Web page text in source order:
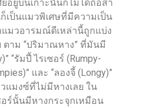
อยู่บนเกาะนั้นก็ไม่ได้ถือสา
เป็นแมวพิเศษที่มีความเป็น
แมวอารมณ์ดีเหล่านี้ถูกแบ่ง
ตาม “ปริมาณหาง” ที่มันมี
“รัมปี้ ไรเซอร์ (Rumpy-
และ “ลองจี้ (Longy)”
แมงซ์ที่ไม่มีหางเลย ใน
ร์นั้นมีหางกระจุกเหมือน